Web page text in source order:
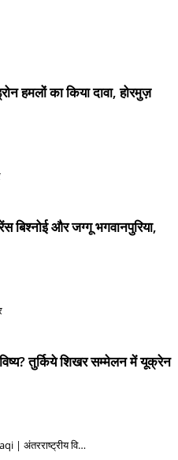
हमलों का किया दावा, होरमुज़
बिश्नोई और जग्गू भगवानपुरिया,
तुर्किये शिखर सम्मेलन में यूक्रेन
| अंतरराष्ट्रीय वि…